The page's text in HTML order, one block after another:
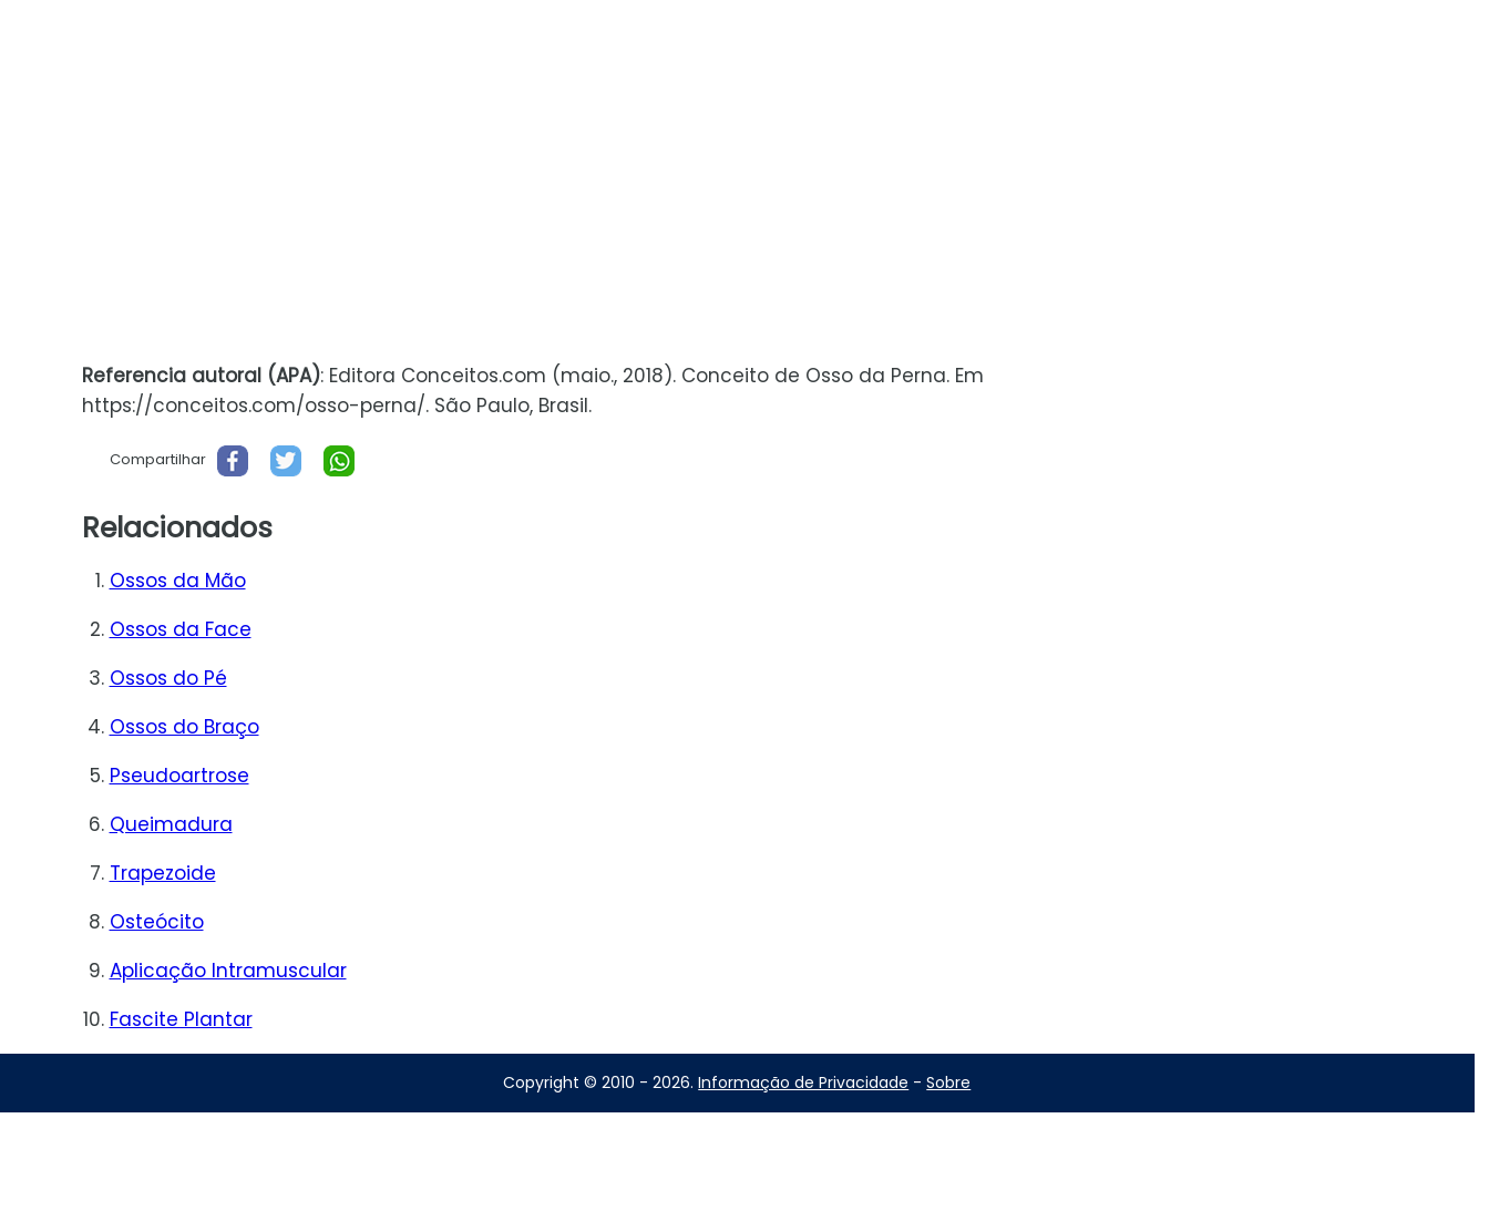
Referencia autoral (APA): Editora Conceitos.com (maio., 2018). Conceito de Osso da Perna. Em
https://conceitos.com/osso-perna/. São Paulo, Brasil.
Compartilhar
Relacionados
Ossos da Mão
Ossos da Face
Ossos do Pé
Ossos do Braço
Pseudoartrose
Queimadura
Trapezoide
Osteócito
Aplicação Intramuscular
Fascite Plantar
Copyright © 2010 - 2026.Informação de Privacidade -Sobre